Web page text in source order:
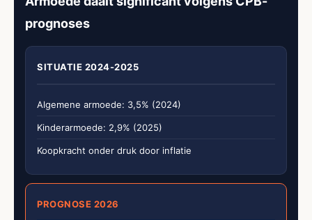
prognoses
SITUATIE 2024-2025
Algemene armoede: 3,5% (2024)
Kinderarmoede: 2,9% (2025)
Koopkracht onder druk door inflatie
PROGNOSE 2026